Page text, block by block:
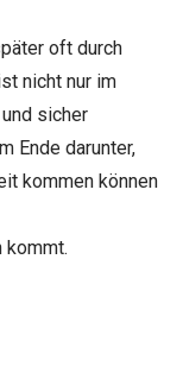
oft durch
nicht nur im
sicher
Ende darunter,
kommen können
kommt.